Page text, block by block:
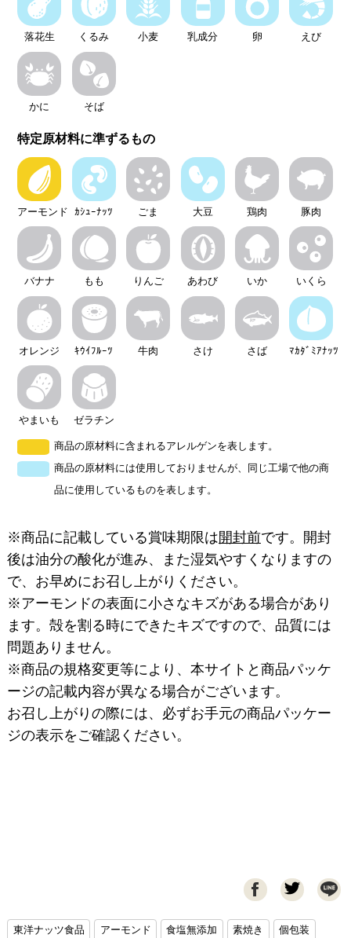
落花生 くるみ 小麦 乳成分 卵 えび
かに そば
特定原材料に準ずるもの
アーモンド ｶｼｭｰﾅｯﾂ ごま 大豆 鶏肉 豚肉
バナナ もも りんご あわび いか いくら
オレンジ ｷｳｲﾌﾙｰﾂ 牛肉 さけ さば ﾏｶﾀﾞﾐｱﾅｯﾂ
やまいも ゼラチン
商品の原材料に含まれるアレルゲンを表します。
商品の原材料には使用しておりませんが、同じ工場で他の商
品に使用しているものを表します。
※商品に記載している賞味期限は開封前です。開封
後は油分の酸化が進み、また湿気やすくなりますの
で、お早めにお召し上がりください。
※アーモンドの表面に小さなキズがある場合があり
ます。殻を割る時にできたキズですので、品質には
問題ありません。
※商品の規格変更等により、本サイトと商品パッケ
ージの記載内容が異なる場合がございます。
お召し上がりの際には、必ずお手元の商品パッケー
ジの表示をご確認ください。

東洋ナッツ食品 アーモンド 食塩無添加 素焼き 個包装